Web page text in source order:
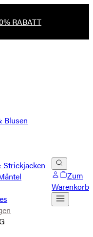
RABATT
Blusen
Strickjacken
Zum
Warenkorb